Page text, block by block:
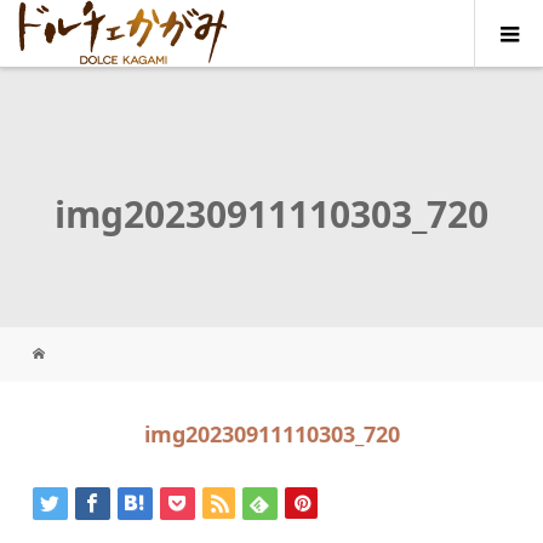
img20230911110303_720
img20230911110303_720